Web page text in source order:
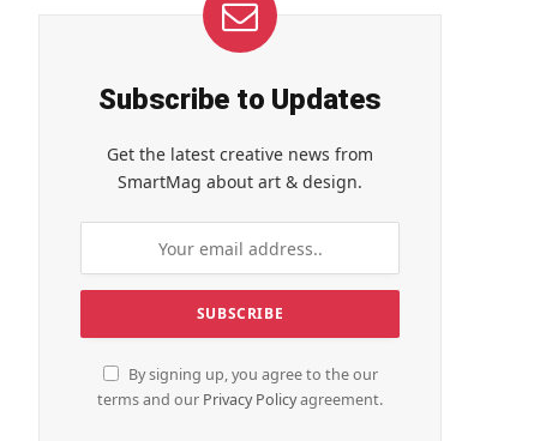
Subscribe to Updates
Get the latest creative news from
SmartMag about art & design.
By signing up, you agree to the our
terms and our Privacy Policyagreement.